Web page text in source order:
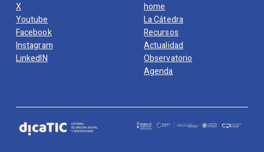
X
Youtube
Facebook
Instagram
LinkedIN
home
La Cátedra
Recursos
Actualidad
Observatorio
Agenda